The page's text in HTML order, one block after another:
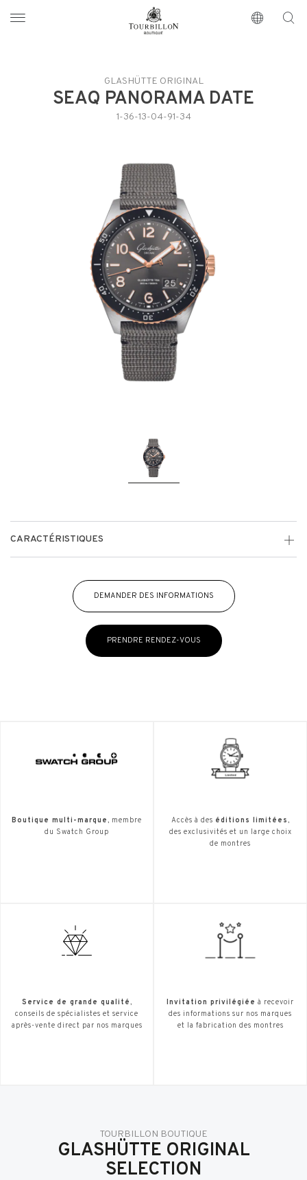
https://www.tourbillon.com/index.php/fr
GLASHÜTTE ORIGINAL
SEAQ PANORAMA DATE
1-36-13-04-91-34
CARACTÉRISTIQUES
DEMANDER DES INFORMATIONS
PRENDRE RENDEZ-VOUS
Boutique multi-marque, membre
du Swatch Group
Accès à des éditions limitées,
des exclusivités et un large choix
de montres
Service de grande qualité,
conseils de spécialistes et service
après-vente direct par nos marques
Invitation privilégiée à recevoir
des informations sur nos marques
et la fabrication des montres
TOURBILLON BOUTIQUE
GLASHÜTTE ORIGINAL
SELECTION